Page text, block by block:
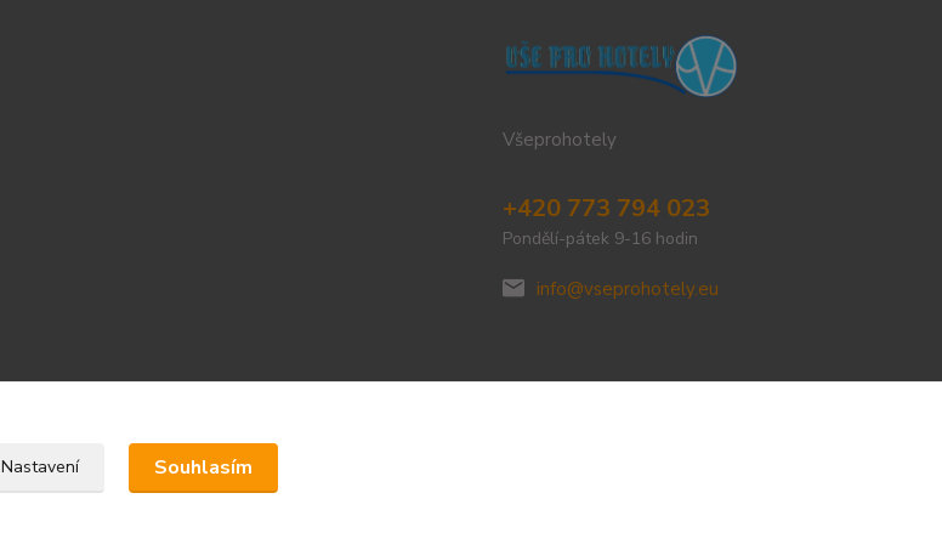
Všeprohotely
+420 773 794 023
Pondělí-pátek 9-16 hodin
info@vseprohotely.eu
Upravit sběr cookies.
Nastavení Souhlasím